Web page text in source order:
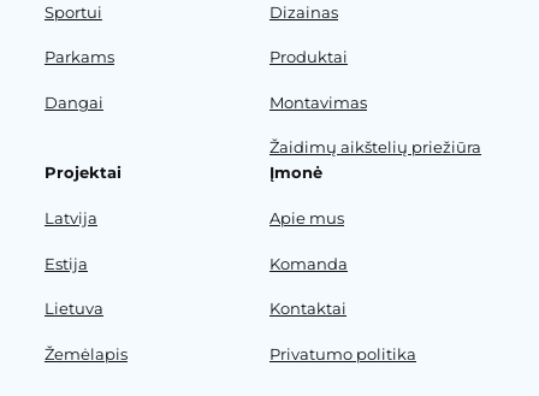
Sportui
Parkams
Dangai
Dizainas
Produktai
Montavimas
Žaidimų aikštelių priežiūra
Projektai
Latvija
Estija
Lietuva
Žemėlapis
Įmonė
Apie mus
Komanda
Kontaktai
Privatumo politika